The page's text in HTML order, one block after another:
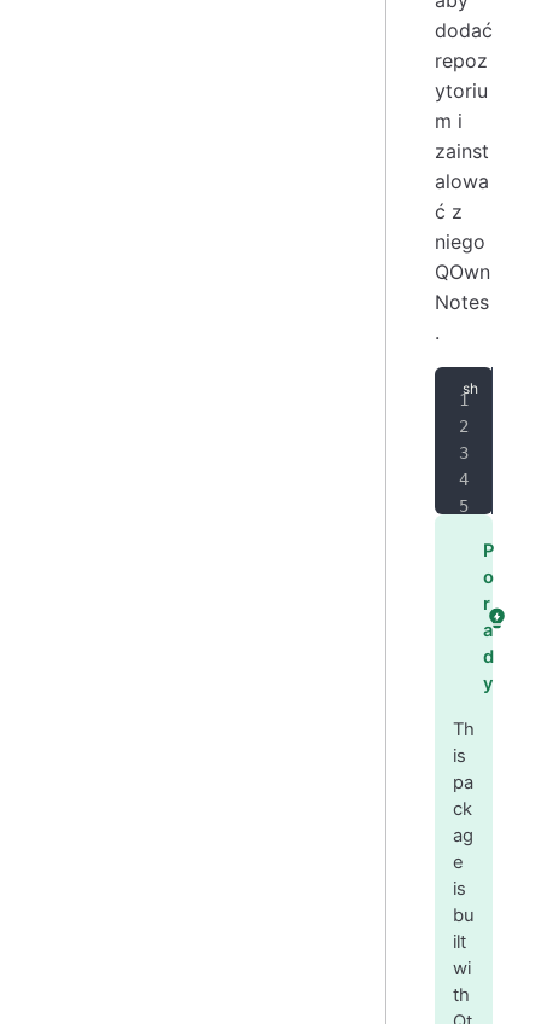
dodać
repoz
ytoriu
m i
zainst
alowa
ć z
niego
QOwn
Notes
.
P
o
r
a
d
y
Th
is
pa
ck
ag
e
is
bu
ilt
wi
th